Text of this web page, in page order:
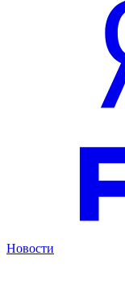
Новости